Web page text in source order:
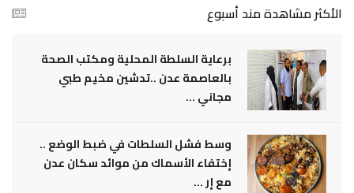
الأكثر مشاهدة مند أسبوع
برعاية السلطة المحلية ومكتب الصحة
بالعاصمة عدن ..تدشين مخيم طبي
مجاني ...
وسط فشل السلطات في ضبط الوضع ..
إختفاء الأسماك من موائد سكان عدن
مع إر ...